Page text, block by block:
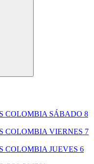
COLOMBIA SÁBADO 8
COLOMBIA VIERNES 7
COLOMBIA JUEVES 6